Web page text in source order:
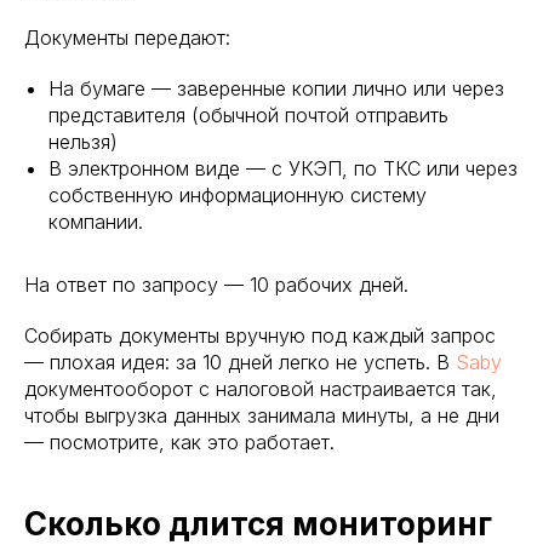
Документы передают:
На бумаге — заверенные копии лично или через
представителя (обычной почтой отправить
нельзя)
В электронном виде — с УКЭП, по ТКС или через
собственную информационную систему
компании.
На ответ по запросу — 10 рабочих дней.
Собирать документы вручную под каждый запрос
— плохая идея: за 10 дней легко не успеть. В Saby
документооборот с налоговой настраивается так,
чтобы выгрузка данных занимала минуты, а не дни
— посмотрите, как это работает.
Сколько длится мониторинг